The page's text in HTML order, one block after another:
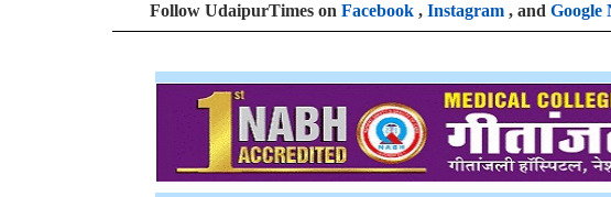
Follow UdaipurTimes on Facebook , Instagram , and Google